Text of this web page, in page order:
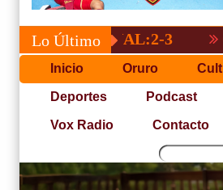
Lo Último 3 GV-
Inicio Oruro
Deportes Podcast
Vox Radio Contacto